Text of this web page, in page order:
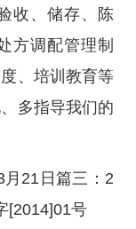
收、储存、陈
方调配管理制
、培训教育等
多指导我们的
21日篇三：2
[2014]01号